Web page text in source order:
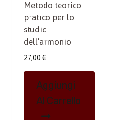
Metodo teorico
pratico per lo
studio
dell’armonio
27,00 €
Aggiungi
Al Carrello